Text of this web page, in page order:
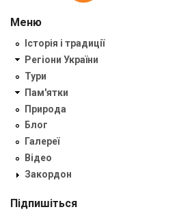
Меню
Історія і традиції
Регіони України
Тури
Пам'ятки
Природа
Блог
Галереї
Відео
Закордон
Підпишіться